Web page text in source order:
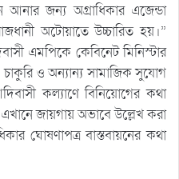
জন্য অগ্রাধিকার এজেন্ডা
অটোয়াতে উচ্চারিত হয়।”
এমপিকে কেবিনেট মিনিস্টার
চাকুরি ও অন্যান্য সামাজিক সুযোগ
কল্যাণে বিনিয়োগের কথা
জায়গায় অভাবে উল্লেখ করা
ঘোষণাপত্র বাস্তবায়নের কথা